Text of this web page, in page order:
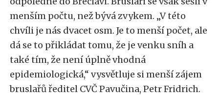
menším počtu, než bývá zvykem. „V této
chvíli je nás dvacet osm. Je to menší počet, ale
dá se to přikládat tomu, že je venku sníh a
také tím, že není úplně vhodná
epidemiologická,“ vysvětluje si menší zájem
bruslařů ředitel CVČ Pavučina, Petr Fridrich.